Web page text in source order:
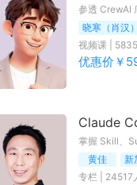
参透 CrewAI
晓寒（肖汉）
视频课
5835
优惠价￥
Claude
掌握 Skill、
黄佳
专栏
24517